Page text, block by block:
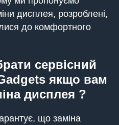
дисплея, розроблені,
до комфортного
сервісний
якщо вам
дисплея ?
що заміна